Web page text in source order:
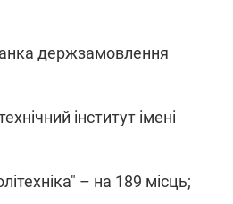
держзамовлення
інститут імені
– на 189 місць;
які знімають на
"Відправте
Вернадського на
сил ЗСУ збирає на